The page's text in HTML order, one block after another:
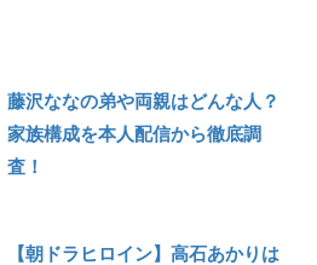
藤沢ななの弟や両親はどんな人？
家族構成を本人配信から徹底調
査！
【朝ドラヒロイン】高石あかりは